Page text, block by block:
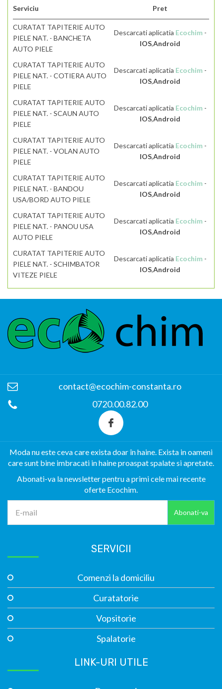
Serviciu Pret
CURATAT TAPITERIE AUTO
PIELE NAT. - BANCHETA
AUTO PIELE
Descarcati aplicatia Ecochim -
IOS,Android
CURATAT TAPITERIE AUTO
PIELE NAT. - COTIERA AUTO
PIELE
Descarcati aplicatia Ecochim -
IOS,Android
CURATAT TAPITERIE AUTO
PIELE NAT. - SCAUN AUTO
PIELE
Descarcati aplicatia Ecochim -
IOS,Android
CURATAT TAPITERIE AUTO
PIELE NAT. - VOLAN AUTO
PIELE
Descarcati aplicatia Ecochim -
IOS,Android
CURATAT TAPITERIE AUTO
PIELE NAT. - BANDOU
USA/BORD AUTO PIELE
Descarcati aplicatia Ecochim -
IOS,Android
CURATAT TAPITERIE AUTO
PIELE NAT. - PANOU USA
AUTO PIELE
Descarcati aplicatia Ecochim -
IOS,Android
CURATAT TAPITERIE AUTO
PIELE NAT. - SCHIMBATOR
VITEZE PIELE
Descarcati aplicatia Ecochim -
IOS,Android
contact@ecochim-constanta.ro
0720.00.82.00
Moda nu este ceva care exista doar în haine. Exista in oameni
care sunt bine imbracati in haine proaspat spalate si apretate.
Abonati-va la newsletter pentru a primi cele mai recente
oferte Ecochim.
SERVICII
Comenzi la domiciliu
Curatatorie
Vopsitorie
Spalatorie
LINK-URI UTILE